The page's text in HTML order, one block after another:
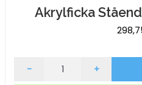
Akrylficka
Akrylficka
- +